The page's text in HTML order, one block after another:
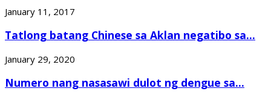
January 11, 2017
Tatlong batang Chinese sa Aklan negatibo sa...
January 29, 2020
Numero nang nasasawi dulot ng dengue sa...